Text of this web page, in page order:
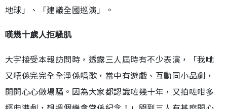
地球」、「建議全國巡演」。
嘆幾十歲人拒騷肌
大宇接受本報訪問時，透露三人屆時有不少表演，「我哋
又唔係完完全全淨係唱歌，當中有遊戲、互動同小品劇，
開開心心做場騷。因為大家都認識咗幾十年，又拍咗咁多